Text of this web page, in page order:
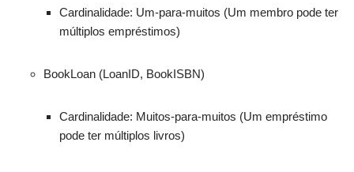
Cardinalidade: Um-para-muitos (Um membro pode ter
múltiplos empréstimos)
BookLoan (LoanID, BookISBN)
Cardinalidade: Muitos-para-muitos (Um empréstimo
pode ter múltiplos livros)